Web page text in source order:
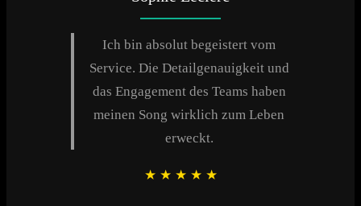
Ich bin absolut begeistert vom
Service. Die Detailgenauigkeit und
das Engagement des Teams haben
meinen Song wirklich zum Leben
erweckt.
★ ★ ★ ★ ★